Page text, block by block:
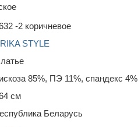
-2 коричневое
STYLE
85%, ПЭ 11%, спандекс 4%
см
Беларусь